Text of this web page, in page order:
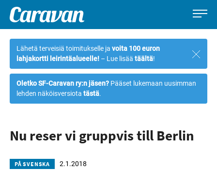
suoraan
sisältöön
Caravan-
lehti
Leirintämatkailun
erikoislehti
Lähetä terveisiä toimitukselle ja voita 100 euron
lahjakortti leirintäalueelle! – Lue lisää täältä!
Sulje
Oletko SF-Caravan ry:n jäsen? Pääset lukemaan uusimman
lehden näköisversiota tästä.
Nu reser vi gruppvis till Berlin
PÅ SVENSKA 2.1.2018